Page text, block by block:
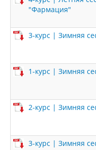
"Фармация"
3-курс | Зимняя
1-курс | Зимняя
2-курс | Зимняя
3-курс | Зимняя